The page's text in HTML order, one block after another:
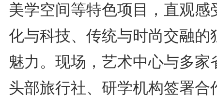
美学空间等特色项目，直观感
化与科技、传统与时尚交融的
魅力。现场，艺术中心与多家
头部旅行社、研学机构签署合